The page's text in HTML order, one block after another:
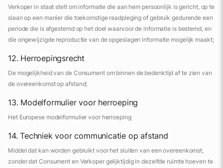
Verkoper in staat stelt om informatie die aan hem persoonlijk is gericht, op te
slaan op een manier die toekomstige raadpleging of gebruik gedurende een
periode die is afgestemd op het doel waarvoor de informatie is bestemd, en
die ongewijzigde reproductie van de opgeslagen informatie mogelijk maakt;
12. Herroepingsrecht
De mogelijkheid van de Consument om binnen de bedenktijd af te zien van
de overeenkomst op afstand;
13. Modelformulier voor herroeping
Het Europese modelformulier voor herroeping
14. Techniek voor communicatie op afstand
Middel dat kan worden gebruikt voor het sluiten van een overeenkomst,
zonder dat Consument en Verkoper gelijktijdig in dezelfde ruimte hoeven te